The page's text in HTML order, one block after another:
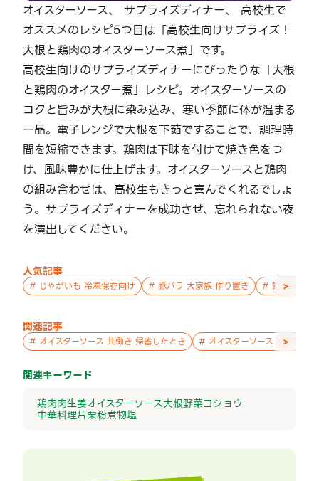
オイスターソース、 サプライズディナー、 高校生で
オススメのレシピ5つ目は「高校生向けサプライズ！
大根と鶏肉のオイスターソース煮」です。
高校生向けのサプライズディナーにぴったりな「大根
と鶏肉のオイスター煮」レシピ。オイスターソースの
コクと旨みが大根に染み込み、寒い季節に体が温まる
一品。電子レンジで大根を下茹ですることで、調理時
間を短縮できます。鶏肉は下味を付けて焼き色をつ
け、風味豊かに仕上げます。オイスターソースと鶏肉
の組み合わせは、高校生もきっと喜んでくれるでしょ
う。サプライズディナーを成功させ、忘れられない夜
を演出してください。
人気記事
# じゃがいも 冷凍保存向け # 豚バラ 大家族 作り置き # 鮭 親子 作
>
関連記事
# オイスターソース 共働き 帰省したとき # オイスターソース 高校生 暑
>
関連キーワード
鶏肉肉生姜オイスターソース大根野菜コショウ
中華料理片栗粉煮物塩